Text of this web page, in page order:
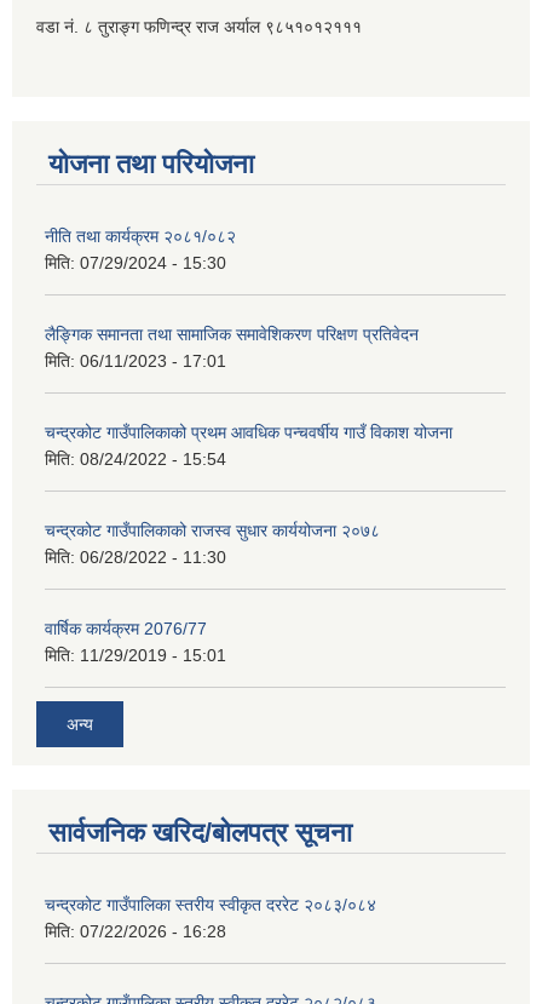
वडा नं. ८ तुराङ्ग फणिन्द्र राज अर्याल ९८५१०१२१११
योजना तथा परियोजना
नीति तथा कार्यक्रम २०८१/०८२
मिति: 07/29/2024 - 15:30
लैङ्गिक समानता तथा सामाजिक समावेशिकरण परिक्षण प्रतिवेदन
मिति: 06/11/2023 - 17:01
चन्द्रकोट गाउँपालिकाको प्रथम आवधिक पन्चवर्षीय गाउँ विकाश योजना
मिति: 08/24/2022 - 15:54
चन्द्रकोट गाउँपालिकाको राजस्व सुधार कार्ययोजना २०७८
मिति: 06/28/2022 - 11:30
वार्षिक कार्यक्रम 2076/77
मिति: 11/29/2019 - 15:01
अन्य
सार्वजनिक खरिद/बोलपत्र सूचना
चन्द्रकोट गाउँपालिका स्तरीय स्वीकृत दररेट २०८३/०८४
मिति: 07/22/2026 - 16:28